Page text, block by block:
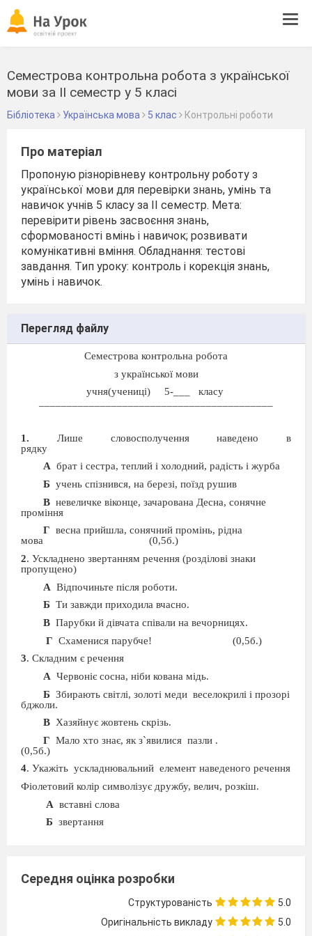
Семестрова контрольна робота з української
мови за ІІ семестр у 5 класі
Бібліотека Українська мова 5 клас Контрольні роботи
Про матеріал
Пропоную різнорівневу контрольну роботу з
української мови для перевірки знань, умінь та
навичок учнів 5 класу за ІІ семестр. Мета:
перевірити рівень засвоєння знань,
сформованості вмінь і навичок; розвивати
комунікативні вміння. Обладнання: тестові
завдання. Тип уроку: контроль і корекція знань,
умінь і навичок.
Перегляд файлу
Семестрова контрольна робота
з української мови
учня(учениці)
5-___
класу
1.
Лише словосполучення наведено в
рядку
А брат і сестра, теплий і холодний, радість і журба
Б учень спізнився, на березі, поїзд рушив
В невеличке віконце, зачарована Десна, сонячне
проміння
Г весна прийшла, сонячний промінь, рідна
мова
(0,5б.)
2. Ускладнено звертанням речення (розділові знаки
пропущено)
А Відпочиньте після роботи.
Б Ти завжди приходила вчасно.
В Парубки й дівчата співали на вечорницях.
Г Схаменися парубче!
(0,5б.)
3. Складним є речення
А Червоніє сосна, ніби кована мідь.
Б Збирають світлі, золоті меди веселокрилі і прозорі
бджоли.
В Хазяйнує жовтень скрізь.
Г Мало хто знає, як з`явилися пазли .
(0,5б.)
4. Укажіть ускладнювальний елемент наведеного речення
Фіолетовий колір символізує дружбу, велич, розкіш.
А вставні слова
Б звертання
5. Укажіть речення,у якому правильно розставлені
розділові знаки
Учися пробачати, юний друже, якою б кривда не
Середня оцінка розробки
Структурованість
5.0
Оригінальність викладу
5.0